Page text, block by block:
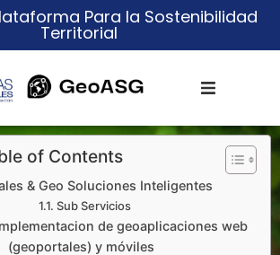
Para la Sostenibilidad
Territorial
of Contents
& Geo Soluciones Inteligentes
Sub Servicios
de geoaplicaciones web
(geoportales) y móviles